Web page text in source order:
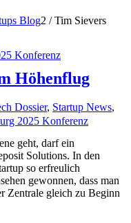
Konferenz
2025 Konferenz
Blog2 / Tim Sievers
Höhenflug
Dossier, Startup News,
geht, darf ein
Solutions. In den
so erfreulich
gewonnen, dass man
Zentrale gleich zu Beginn